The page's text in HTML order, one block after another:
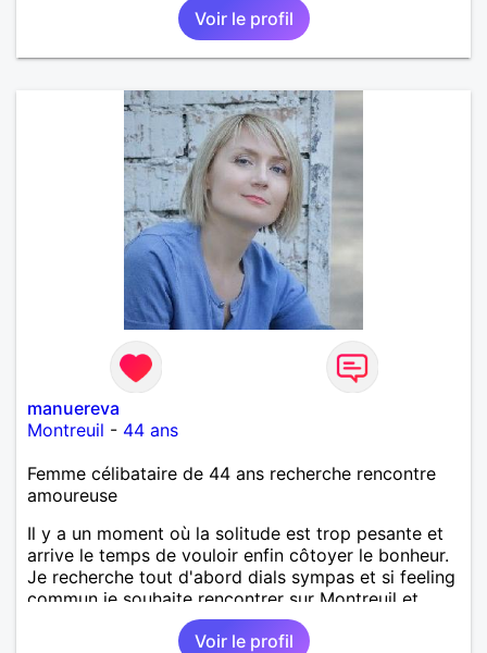
Voir le profil
manuereva
Montreuil - 44 ans
Femme célibataire de 44 ans recherche rencontre
amoureuse
Il y a un moment où la solitude est trop pesante et
arrive le temps de vouloir enfin côtoyer le bonheur.
Je recherche tout d'abord dials sympas et si feeling
commun je souhaite rencontrer sur Montreuil et
secteur alentours, pourquoi pas.
Voir le profil